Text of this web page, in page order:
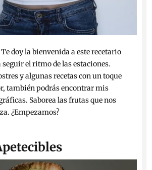
Te doy la bienvenida a este recetario
el ritmo de las estaciones.
y algunas recetas con un toque
también podrás encontrar mis
Saborea las frutas que nos
¿Empezamos?